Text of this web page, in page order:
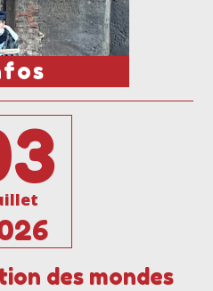
des mondes